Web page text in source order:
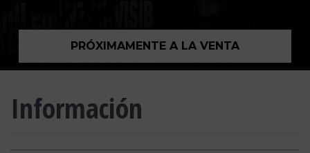
PRÓXIMAMENTE A LA VENTA
Información